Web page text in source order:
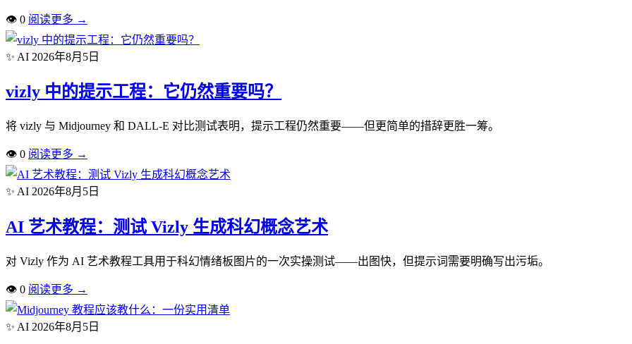
👁 0 阅读更多 →
✨ AI 2026年8月5日
vizly 中的提示工程：它仍然重要吗？
将 vizly 与 Midjourney 和 DALL-E 对比测试表明，提示工程仍然重要——但更简单的措辞更胜一筹。
👁 0 阅读更多 →
✨ AI 2026年8月5日
AI 艺术教程：测试 Vizly 生成科幻概念艺术
对 Vizly 作为 AI 艺术教程工具用于科幻情绪板图片的一次实操测试——出图快，但提示词需要明确写出污垢。
👁 0 阅读更多 →
✨ AI 2026年8月5日